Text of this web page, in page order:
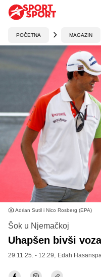
POČETNA MAGAZIN
Adrian Sutil i Nico Rosberg (EPA)
Šok u Njemačkoj
Uhapšen bivši
29.11.25. - 12:29, Edah